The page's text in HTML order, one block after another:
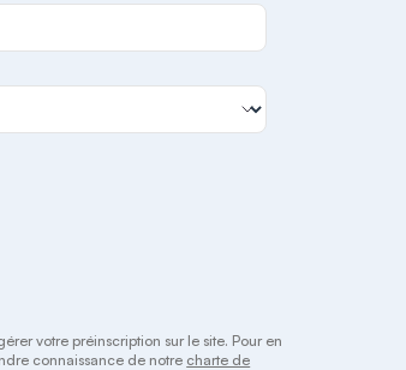
votre préinscription sur le site. Pour en
connaissance de notre charte de